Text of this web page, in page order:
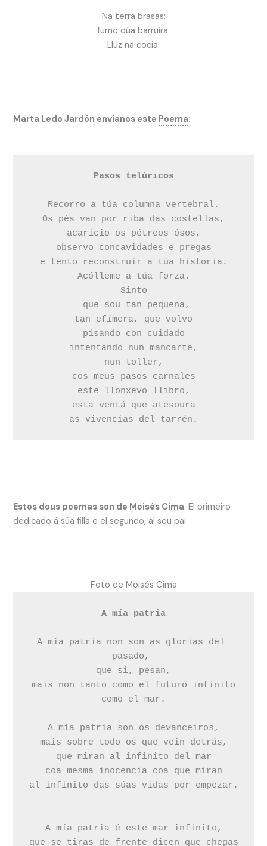
Na terra brasas;
fumo dúa barruira.
Lluz na cocía.
Marta Ledo Jardón envíanos este Poema:
Pasos telúricos
Recorro a túa columna vertebral.
Os pés van por riba das costellas,
acaricio os pétreos ósos,
observo concavidades e pregas
e tento reconstruir a túa historia.
Acólleme a túa forza.
Sinto
tan efímera, que volvo
pisando con cuidado
intentando nun mancarte,
nun toller,
cos meus pasos carnales
este llonxevo llibro,
esta ventá que atesoura
Estos dous poemas son de Moisés Cima. El primeiro
dedicado á súa filla e el segundo, al sou pai.
Foto de Moisés Cima
A mía patria
A mía patria non son as glorias del
pasado,
que si, pesan,
mais non tanto como el futuro infinito
como el mar.
A mía patria son os devanceiros,
mais sobre todo os que vein detrás,
que miran al infinito del mar
coa mesma inocencia coa que miran
al infinito das súas vidas por empezar.
A mía patria é este mar infinito,
que se tiras de frente dicen que chegas